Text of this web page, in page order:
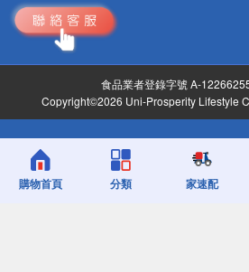
食品業者登錄字號 A-
Copyright©2026 Uni-Prosperity Lifestyle
購物首頁 分類 家速配